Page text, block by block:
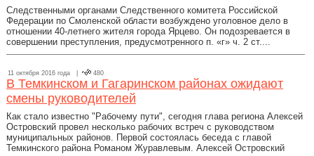
Следственными органами Следственного комитета Российской
Федерации по Смоленской области возбуждено уголовное дело в
отношении 40-летнего жителя города Ярцево. Он подозревается в
совершении преступления, предусмотренного п. «г» ч. 2 ст....
11 октября 2016 года | 480
В Темкинском и Гагаринском районах ожидают
смены руководителей
Как стало известно "Рабочему пути", сегодня глава региона Алексей
Островский провел несколько рабочих встреч с руководством
муниципальных районов. Первой состоялась беседа с главой
Темкинского района Романом Журавлевым. Алексей Островский